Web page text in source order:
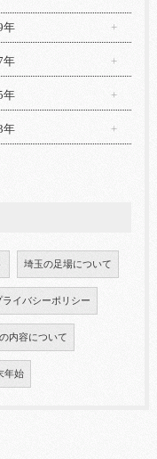
年
年
年
年
埼玉の足場について
ライバシーポリシー
内容について
年始